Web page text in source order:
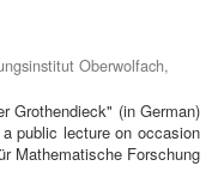
Oberwolfach,
Grothendieck" (in German)
public lecture on occasion
Mathematische Forschung